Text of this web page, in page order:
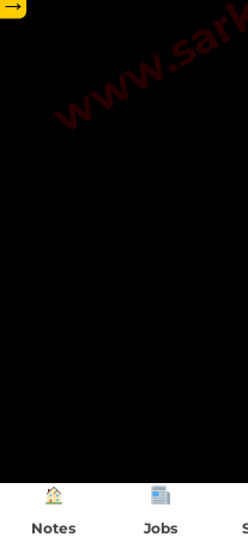
Notes Jobs